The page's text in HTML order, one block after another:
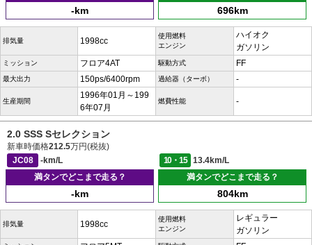
-km 696km
排気量 1998cc
使用燃料
エンジン
ハイオク
ガソリン
ミッション フロア4AT 駆動方式 FF
最大出力 150ps/6400rpm 過給器（ターボ） -
生産期間
1996年01月～199
6年07月
燃費性能 -
2.0 SSS Sセレクション
新車時価格212.5万円(税抜)
JC08
-km/L 10・15
13.4km/L
満タンでどこまで走る？
-km
満タンでどこまで走る？
804km
排気量 1998cc
使用燃料
エンジン
レギュラー
ガソリン